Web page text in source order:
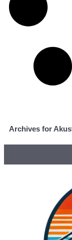
Archives for